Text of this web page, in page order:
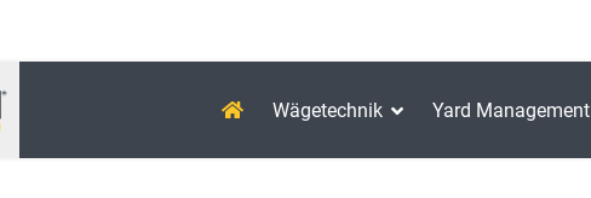
Wägetechnik Yard Management